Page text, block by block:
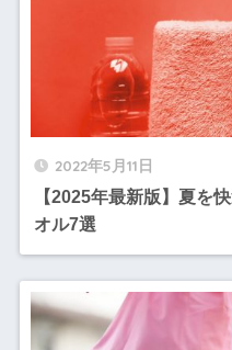
2022年5月11日
【2025年最新版】夏を
オル7選